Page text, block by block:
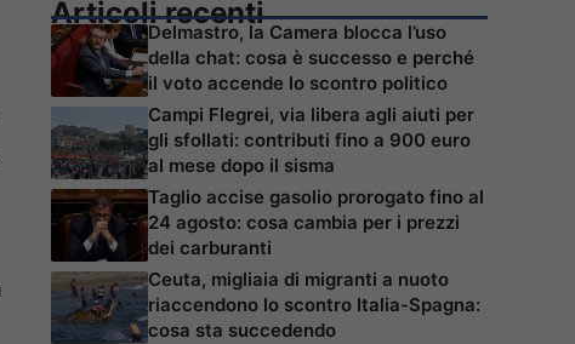
Articoli recenti
Delmastro, la Camera blocca l’uso
della chat: cosa è successo e perché
il voto accende lo scontro politico
Campi Flegrei, via libera agli aiuti per
gli sfollati: contributi fino a 900 euro
al mese dopo il sisma
Taglio accise gasolio prorogato fino al
24 agosto: cosa cambia per i prezzi
dei carburanti
Ceuta, migliaia di migranti a nuoto
riaccendono lo scontro Italia-Spagna:
cosa sta succedendo